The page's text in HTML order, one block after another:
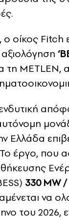
οίκος Fitch
αξιολόγηση
τη METLEN,
Ελλάδα
Το έργο, που
330 MW
να
του 2026,